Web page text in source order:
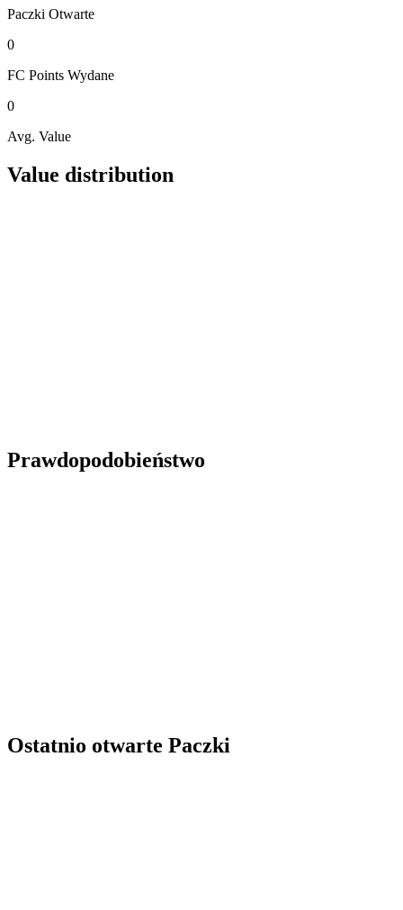
Paczki Otwarte
0
FC Points Wydane
0
Avg. Value
Value distribution
Prawdopodobieństwo
Ostatnio otwarte Paczki